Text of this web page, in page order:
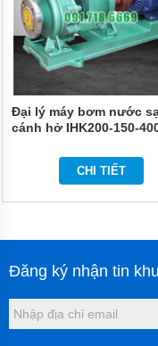
CHẤT
THÙNG
PHUY
QUẠT
KHÍ
MÁY
THỦY
LỰC
BƠM
Đại lý máy bơm nước
cánh hở IHK200-150-
CHI TIẾT
Đăng ký nhận tin